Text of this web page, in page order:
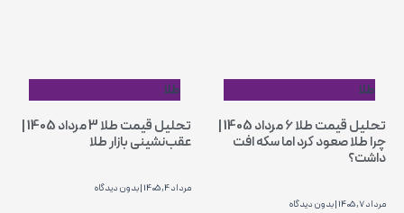
طلا
تحلیل قیمت طلا 6 مرداد 1405 |
چرا طلا صعود کرد اما سکه افت
داشت؟
مرداد 7, 1405 بدون دیدگاه
طلا
تحلیل قیمت طلا 3 مرداد 1405 |
عقب‌نشینی بازار طلا
مرداد 4, 1405 بدون دیدگاه